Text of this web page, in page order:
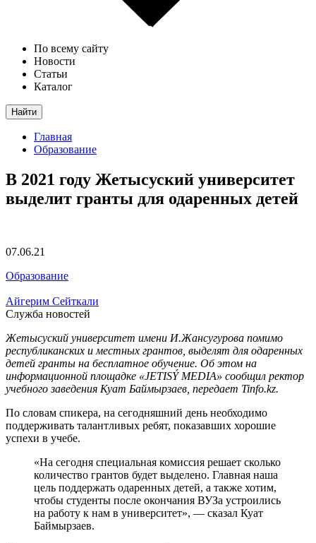
По всему сайту
Новости
Статьи
Каталог
Найти
Главная
Образование
В 2021 году Жетысуский университет
выделит гранты для одаренных детей
07.06.21
Образование
Айгерим Сейткали
Служба новостей
Жетысуский университет имени И.Жансугурова помимо
республиканских и местных грантов, выделят для одаренных
детей гранты на бесплатное обучение. Об этом на
информационной площадке «JETISÝ MEDIA» сообщил ректор
учебного заведения Куат Баймырзаев, передает Tinfo.kz.
По словам спикера, на сегодняшний день необходимо
поддерживать талантливых ребят, показавших хорошие
успехи в учебе.
«На сегодня специальная комиссия решает сколько
количество грантов будет выделено. Главная наша
цель поддержать одаренных детей, а также хотим,
чтобы студенты после окончания ВУЗа устроились
на работу к нам в университет», — сказал Куат
Баймырзаев.